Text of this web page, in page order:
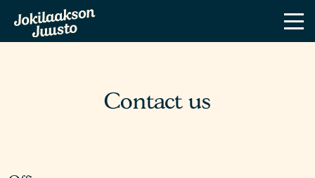
Contact us